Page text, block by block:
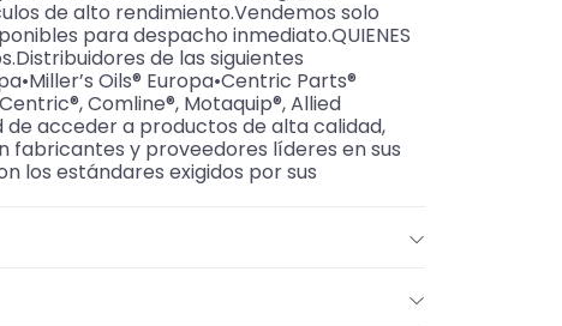
de alto rendimiento.Vendemos solo
para despacho inmediato.QUIENES
de las siguientes
Oils® Europa•Centric Parts®
Centric®, Comline®, Motaquip®, Allied
de acceder a productos de alta calidad,
fabricantes y proveedores líderes en sus
los estándares exigidos por sus